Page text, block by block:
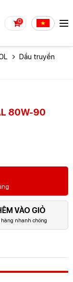
0
Dầu truyền
80W-90
VÀO GIỎ
hàng nhanh chóng